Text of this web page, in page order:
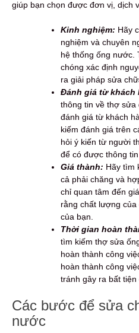
giúp bạn chọn được đơn vị, dịch
Kinh nghiệm: Hãy
nghiệm và chuyên
hệ thống ống nước.
chóng xác định
ra giải pháp sửa
Đánh giá từ khách
thông tin về thợ sửa
đánh giá từ khách
kiếm đánh giá trên
hỏi ý kiến từ người
để có được thông
Giá thành: Hãy tìm
cả phải chăng và
chỉ quan tâm đến
rằng chất lượng
của bạn.
Thời gian hoàn
tìm kiếm thợ sửa
hoàn thành công
hoàn thành công
tránh gây ra bất tiện
Các bước để sửa
nước